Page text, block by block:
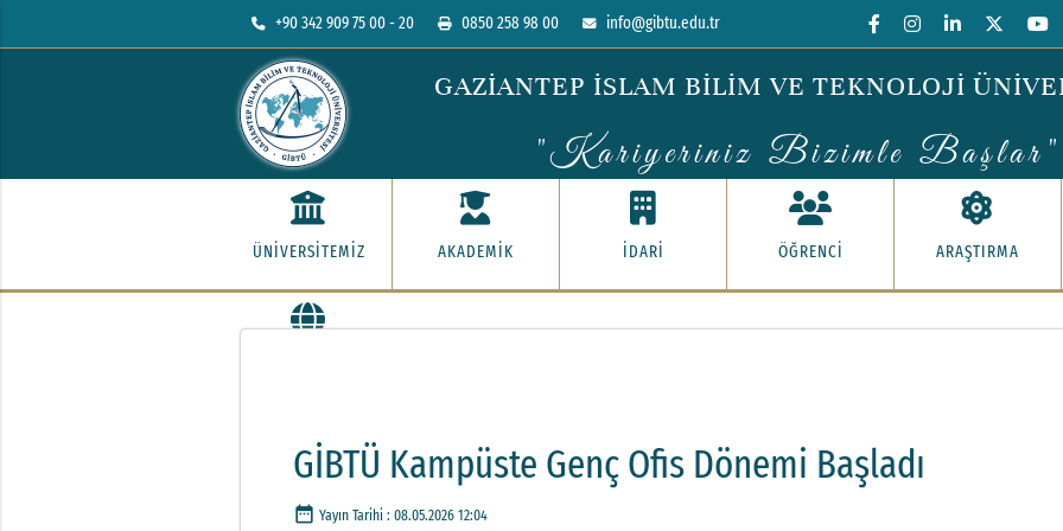
+90 342 909 75 00 - 20 0850 258 98 00 info@gibtu.edu.tr
GAZİANTEP İSLAM BİLİM VE TEKNOLOJİ
"Kariyeriniz Bizimle Başlar"
ÜNİVERSİTEMİZ AKADEMİK İDARİ ÖĞRENCİ ARAŞTIRMA
GİBTÜ Kampüste Genç Ofis Dönemi Başladı
date_range Yayın Tarihi : 08.05.2026 12:04